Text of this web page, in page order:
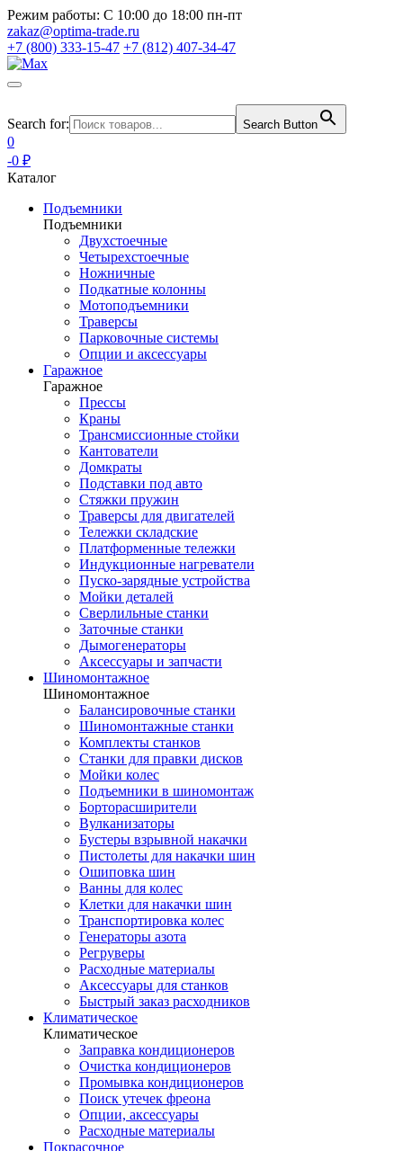
Режим работы: С 10:00 до 18:00 пн-пт
zakaz@optima-trade.ru
+7 (800) 333-15-47 +7 (812) 407-34-47
Search for: Search Button
0
-0 ₽
Каталог
Подъемники
Подъемники
Двухстоечные
Четырехстоечные
Ножничные
Подкатные колонны
Мотоподъемники
Траверсы
Парковочные системы
Опции и аксессуары
Гаражное
Гаражное
Прессы
Краны
Трансмиссионные стойки
Кантователи
Домкраты
Подставки под авто
Стяжки пружин
Траверсы для двигателей
Тележки складские
Платформенные тележки
Индукционные нагреватели
Пуско-зарядные устройства
Мойки деталей
Сверлильные станки
Заточные станки
Дымогенераторы
Аксессуары и запчасти
Шиномонтажное
Шиномонтажное
Балансировочные станки
Шиномонтажные станки
Комплекты станков
Станки для правки дисков
Мойки колес
Подъемники в шиномонтаж
Борторасширители
Вулканизаторы
Бустеры взрывной накачки
Пистолеты для накачки шин
Ошиповка шин
Ванны для колес
Клетки для накачки шин
Транспортировка колес
Генераторы азота
Регруверы
Расходные материалы
Аксессуары для станков
Быстрый заказ расходников
Климатическое
Климатическое
Заправка кондиционеров
Очистка кондиционеров
Промывка кондиционеров
Поиск утечек фреона
Опции, аксессуары
Расходные материалы
Покрасочное